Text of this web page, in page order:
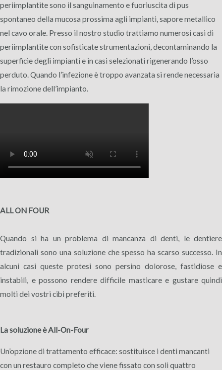
periimplantite sono il sanguinamento e fuoriuscita di pus
spontaneo della mucosa prossima agli impianti, sapore metallico
nel cavo orale. Presso il nostro studio trattiamo numerosi casi di
periimplantite con sofisticate strumentazioni, decontaminando la
superficie degli impianti e in casi selezionati rigenerando l’osso
perduto. Quando l’infezione è troppo avanzata si rende necessaria
la rimozione dell’impianto.
ALL ON FOUR
Quando si ha un problema di mancanza di denti, le dentiere
tradizionali sono una soluzione che spesso ha scarso successo. In
alcuni casi queste protesi sono persino dolorose, fastidiose e
instabili, e possono rendere difficile masticare e gustare quindi
molti dei vostri cibi preferiti.
La soluzione è All-On-Four
Un’opzione di trattamento efficace: sostituisce i denti mancanti
con un restauro completo che viene fissato con soli quattro